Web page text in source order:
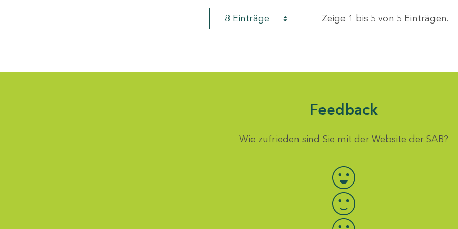
8 Einträge Zeige 1 bis 5 von 5 Einträgen.
Feedback
Wie zufrieden sind Sie mit der Website der SAB?
Bewertung auswählen